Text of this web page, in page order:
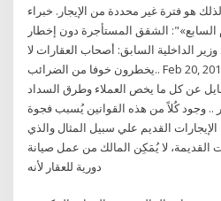
لذلك هو فترة غير محددة من الإيجار. خبراء
السابع»": الشقق المستأجرة دون إخطار
الداخلية السابق: أصحاب العقارات لا
يخطرون خوفا من الضرائب.. Feb 20, 2019 · لكل العاملين فى مجال
عن كل ما يخص العملاء وطرق السداد
وجود كُلاً من هذه القوانين يُسبب فجوة
القديم علي سبيل المثال والذي
القديمة، لا يُمَكِن المالك من عمل صيانة
دورية للعقار لأنه